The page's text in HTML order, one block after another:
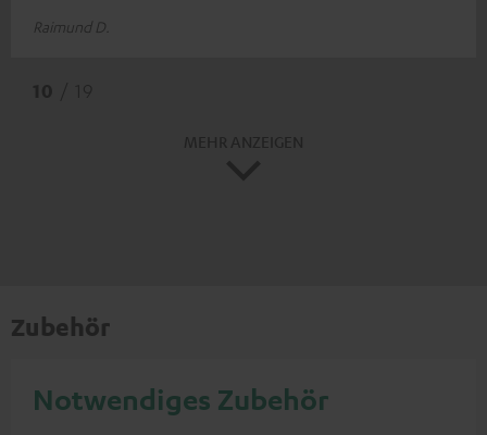
Raimund D.
Zubehör
Notwendiges Zubehör